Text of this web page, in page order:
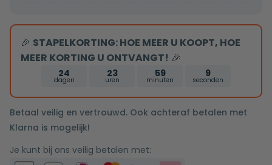
49x37x37cm
zitting
mat
🎉 STAPELKORTING: HOE MEER U KOOPT, HOE
MEER KORTING U ONTVANGT! 🎉
24
dagen
23
uren
59
minuten
9
seconden
Betaal veilig en vertrouwd. Ook achteraf betalen met
Klarna is mogelijk!
Je kunt bij ons veilig betalen met: